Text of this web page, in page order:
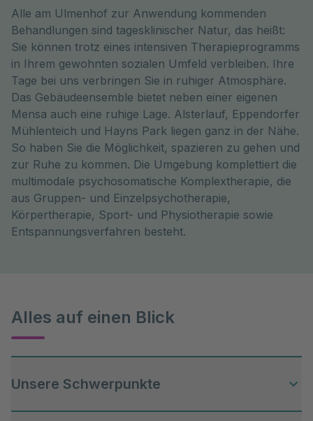
Alle am Ulmenhof zur Anwendung kommenden
Behandlungen sind tagesklinischer Natur, das heißt:
Sie können trotz eines intensiven Therapieprogramms
in Ihrem gewohnten sozialen Umfeld verbleiben. Ihre
Tage bei uns verbringen Sie in ruhiger Atmosphäre.
Das Gebäudeensemble bietet neben einer eigenen
Mensa auch eine ruhige Lage. Alsterlauf, Eppendorfer
Mühlenteich und Hayns Park liegen ganz in der Nähe.
So haben Sie die Möglichkeit, spazieren zu gehen und
zur Ruhe zu kommen. Die Umgebung komplettiert die
multimodale psychosomatische Komplextherapie, die
aus Gruppen- und Einzelpsychotherapie,
Körpertherapie, Sport- und Physiotherapie sowie
Entspannungsverfahren besteht.
Alles auf einen Blick
Unsere Schwerpunkte